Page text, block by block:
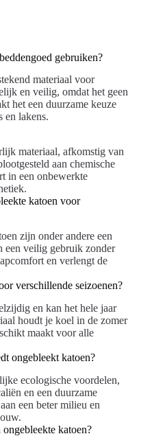
gebruiken?
materiaal voor
en veilig, omdat het geen
het een duurzame keuze
en lakens.
materiaal, afkomstig van
aan chemische
in een onbewerkte
katoen voor
zijn onder andere een
een veilig gebruik zonder
en verlengt de
verschillende seizoenen?
en kan het hele jaar
houdt je koel in de zomer
maakt voor alle
ongebleekt katoen?
ecologische voordelen,
en een duurzame
een beter milieu en
katoen?